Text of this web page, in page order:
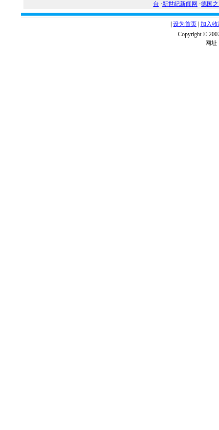
台 ·新世纪新闻网 ·德国
设为首页 加入
Copyright ©
网址